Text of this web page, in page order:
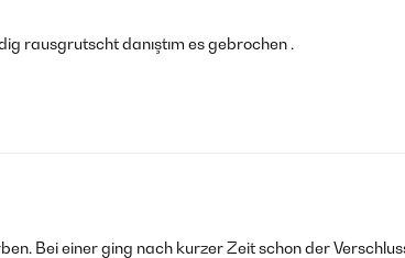
rausgrutscht danıştım es gebrochen .
Bei einer ging nach kurzer Zeit schon der